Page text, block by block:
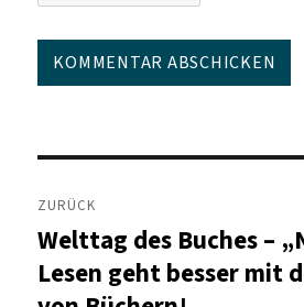
Beitragsnavigation
ZURÜCK
Vorheriger
Beitrag:
Welttag des Buches –
Lesen geht besser mit